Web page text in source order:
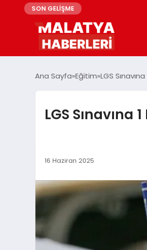
SON GELİŞME
Ana Sayfa Eğitim LGS
LGS
16 Haziran 2025